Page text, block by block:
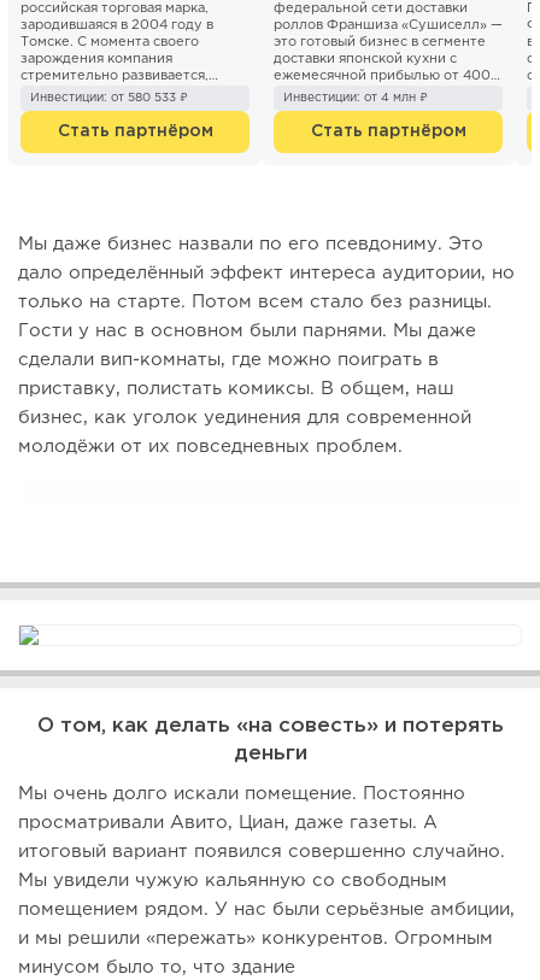
российская торговая марка,
зародившаяся в 2004 году в
Томске. С момента своего
зарождения компания
стремительно развивается,
расширяя сеть кафе и точек п...
Инвестиции: от 580 533 ₽
Стать партнёром
федеральной сети доставки
роллов Франшиза «Сушиселл» —
это готовый бизнес в сегменте
доставки японской кухни с
ежемесячной прибылью от 400
000 ₽. С 2013 года мы...
Инвестиции: от 4 млн ₽
Стать партнёром
Мы даже бизнес назвали по его псевдониму. Это
дало определённый эффект интереса аудитории, но
только на старте. Потом всем стало без разницы.
Гости у нас в основном были парнями. Мы даже
сделали вип-комнаты, где можно поиграть в
приставку, полистать комиксы. В общем, наш
бизнес, как уголок уединения для современной
молодёжи от их повседневных проблем.
О том, как делать «на совесть» и потерять
деньги
Мы очень долго искали помещение. Постоянно
просматривали Авито, Циан, даже газеты. А
итоговый вариант появился совершенно случайно.
Мы увидели чужую кальянную со свободным
помещением рядом. У нас были серьёзные амбиции,
и мы решили «пережать» конкурентов. Огромным
минусом было то, что здание